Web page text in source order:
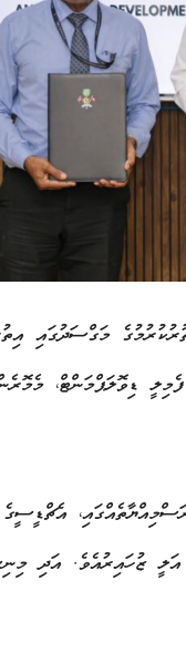
މަގްސަދުގައި
ޑިވޮލަޕްމަންޓް،
އަލީ ޒުހައިރުއެވެ. އަދި